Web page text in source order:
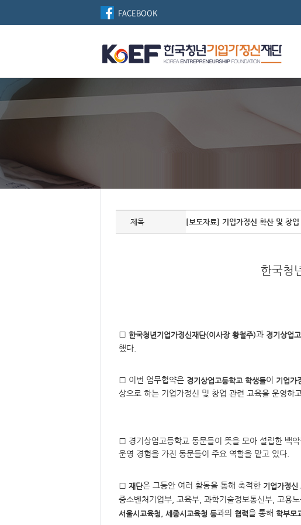
FACEBOOK
자
보
형,
저
작
성
자,
년
지,
첨
부
출
처,
저
작
권
유
제목 [보도자료] 기업가정신 확산 및 창
한국청
□ 한국청년기업가정신재단(이사장 황철주)과 경기상업
했다.
□ 이번 업무협약은 경기상업고등학교 학생들이 기업가
상으로 하는 기업가정신 및 창업 관련 교육을 운영하
□ 경기상업고등학교 동문들이 뜻을 모아 설립한 백
운영 경험을 가진 동문들이 주요 역할을 맡고 있다.
□ 재단은 그동안 여러 활동을 통해 축적한 기업가정신
중소벤처기업부, 교육부, 과학기술정보통신부, 고용
서울시교육청, 세종시교육청 등과의 협력을 통해 학부모